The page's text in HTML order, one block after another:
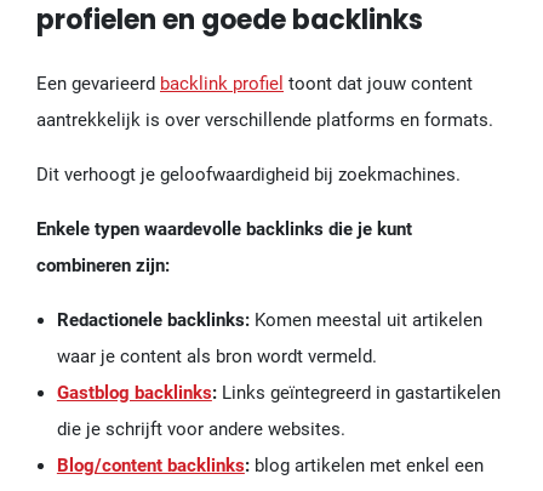
profielen en goede backlinks
Een gevarieerd backlink profiel toont dat jouw content
aantrekkelijk is over verschillende platforms en formats.
Dit verhoogt je geloofwaardigheid bij zoekmachines.
Enkele typen waardevolle backlinks die je kunt
combineren zijn:
Redactionele backlinks:Komen meestal uit artikelen
waar je content als bron wordt vermeld.
Gastblog backlinks:Links geïntegreerd in gastartikelen
die je schrijft voor andere websites.
Blog/content backlinks:blog artikelen met enkel een